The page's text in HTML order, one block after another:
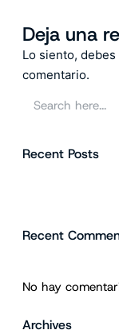
Deja una
Lo siento,
comentario.
c
Recent Posts
Recent
No hay
Archives